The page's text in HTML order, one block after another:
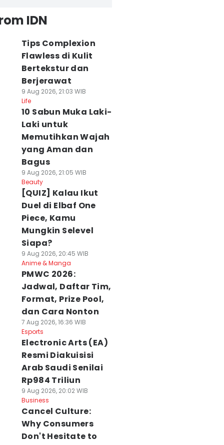
IDN
Tips Complexion
Flawless di Kulit
Bertekstur dan
Berjerawat
9 Aug 2026, 21:03 WIB
Life
10 Sabun Muka Laki-
Laki untuk
Memutihkan Wajah
yang Aman dan
Bagus
9 Aug 2026, 21:05 WIB
Beauty
[QUIZ] Kalau Ikut
Duel di Elbaf One
Piece, Kamu
Mungkin Selevel
Siapa?
9 Aug 2026, 20:45 WIB
Anime & Manga
PMWC 2026:
Jadwal, Daftar Tim,
Format, Prize Pool,
dan Cara Nonton
7 Aug 2026, 16:36 WIB
Esports
Electronic Arts (EA)
Resmi Diakuisisi
Arab Saudi Senilai
Rp984 Triliun
9 Aug 2026, 20:02 WIB
Business
Cancel Culture:
Why Consumers
Don't Hesitate to